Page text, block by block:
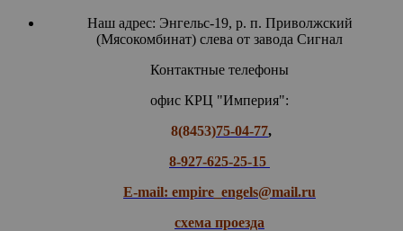
Наш адрес: Энгельс-19, р. п. Приволжский
(Мясокомбинат) слева от завода Сигнал
Контактные телефоны
офис КРЦ "Империя":
8(8453)75-04-77,
8-927-625-25-15
E-mail: empire_engels@mail.ru
схема проезда